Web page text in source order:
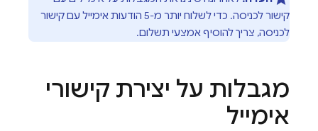
קישור לכניסה. כדי לשלוח יותר מ-5 הודעות אימייל עם קישור
לכניסה, צריך להוסיף אמצעי תשלום.
מגבלות על יצירת קישורי
אימייל